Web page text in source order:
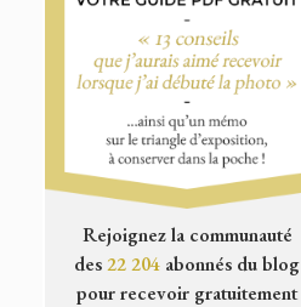
Rejoignez la communauté
des22 204 abonnés du blog
pour recevoir gratuitement